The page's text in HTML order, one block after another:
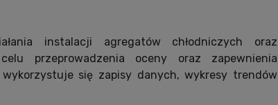
instalacji agregatów chłodniczych oraz
przeprowadzenia oceny oraz zapewnienia
wykorzystuje się zapisy danych, wykresy trendów